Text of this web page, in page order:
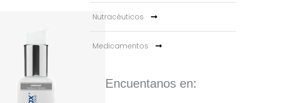
Nutracéuticos
Medicamentos
Encuentanos en: